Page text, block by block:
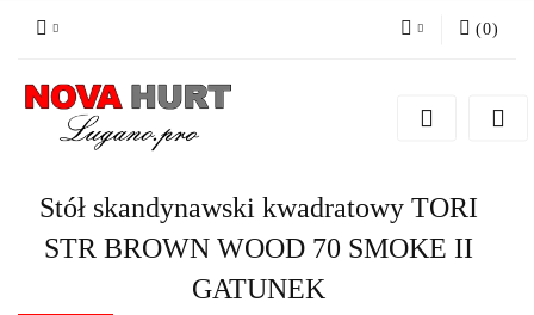
Zarejestruj się
(0)
Stół skandynawski kwadratowy TORI
STR BROWN WOOD 70 SMOKE II
GATUNEK